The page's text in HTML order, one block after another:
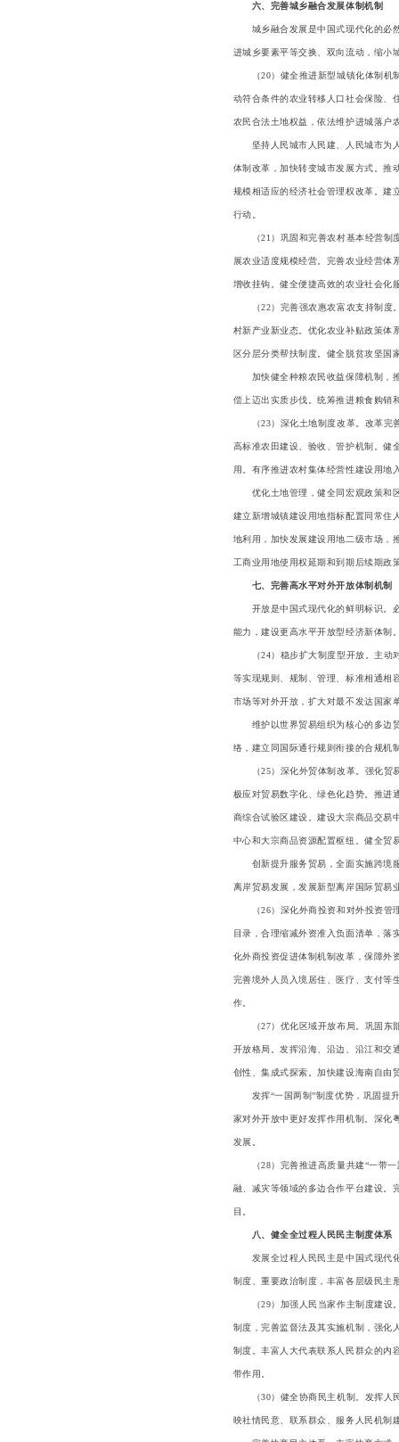
六、完善城乡融合发展体制机制
城乡融合发展是中国式现代化的必然
进城乡要素平等交换、双向流动，缩小
（20）健全推进新型城镇化体制机制
动符合条件的农业转移人口社会保险、
农民合法土地权益，依法维护进城落户
坚持人民城市人民建、人民城市为人
体制改革，加快转变城市发展方式。推
规模相适应的经济社会管理权改革。建
行动。
（21）巩固和完善农村基本经营制度
展农业适度规模经营。完善农业经营体
增收挂钩。健全便捷高效的农业社会化
（22）完善强农惠农富农支持制度。
村新产业新业态。优化农业补贴政策体
区分层分类帮扶制度。健全脱贫攻坚国
加快健全种粮农民收益保障机制，推
偿上迈出实质步伐。统筹推进粮食购销
（23）深化土地制度改革。改革完善
高标准农田建设、验收、管护机制。健
用。有序推进农村集体经营性建设用地
优化土地管理，健全同宏观政策和区
建立新增城镇建设用地指标配置同常住
地利用，加快发展建设用地二级市场，
工商业用地使用权延期和到期后续期政
七、完善高水平对外开放体制机制
开放是中国式现代化的鲜明标识。必
能力，建设更高水平开放型经济新体制
（24）稳步扩大制度型开放。主动对
等实现规则、规制、管理、标准相通相
市场等对外开放，扩大对最不发达国家
维护以世界贸易组织为核心的多边贸
络，建立同国际通行规则衔接的合规机
（25）深化外贸体制改革。强化贸易
极应对贸易数字化、绿色化趋势。推进
商综合试验区建设。建设大宗商品交易
中心和大宗商品资源配置枢纽。健全贸
创新提升服务贸易，全面实施跨境服
离岸贸易发展，发展新型离岸国际贸易
（26）深化外商投资和对外投资管理
目录，合理缩减外资准入负面清单，落
化外商投资促进体制机制改革，保障外
完善境外人员入境居住、医疗、支付等
作。
（27）优化区域开放布局。巩固东部
开放格局。发挥沿海、沿边、沿江和交
创性、集成式探索。加快建设海南自由
发挥“一国两制”制度优势，巩固提升
家对外开放中更好发挥作用机制。深化
发展。
（28）完善推进高质量共建“一带一
融、减灾等领域的多边合作平台建设。
目。
八、健全全过程人民民主制度体系
发展全过程人民民主是中国式现代化
制度、重要政治制度，丰富各层级民主
（29）加强人民当家作主制度建设。
制度，完善监督法及其实施机制，强化
制度。丰富人大代表联系人民群众的内
带作用。
（30）健全协商民主机制。发挥人民
映社情民意、联系群众、服务人民机制